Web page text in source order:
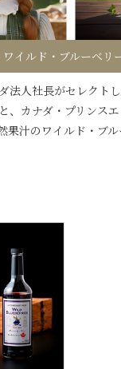
ワイルド・ブルーベリ
法人社長がセレクト
、カナダ・プリンス
果汁のワイルド・ブ